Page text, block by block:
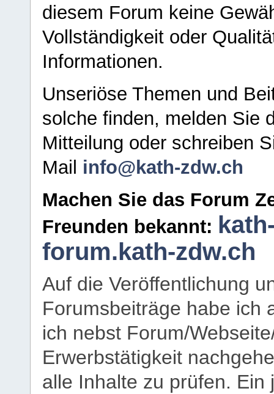
diesem Forum keine
Vollständigkeit oder
Informationen.
Unseriöse Themen und
solche finden, melden Sie
Mitteilung oder schreiben
Mail info@kath-zdw.ch
Machen Sie das Forum
Freunden bekannt:
forum.kath-zdw.ch
Auf die Veröffentlichung
Forumsbeiträge habe ich
ich nebst Forum/
Erwerbstätigkeit
alle Inhalte zu prüfen.